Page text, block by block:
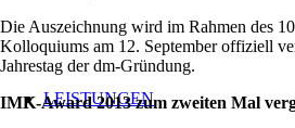
LEISTUNGEN
Die Auszeichnung wird im Rahmen des
Kolloquiums am 12. September offiziell
Jahrestag der dm-Gründung.
IMK-Award 2013 zum zweiten Mal